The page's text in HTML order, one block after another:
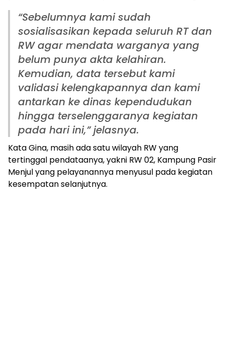
“Sebelumnya kami sudah
sosialisasikan kepada seluruh RT dan
RW agar mendata warganya yang
belum punya akta kelahiran.
Kemudian, data tersebut kami
validasi kelengkapannya dan kami
antarkan ke dinas kependudukan
hingga terselenggaranya kegiatan
pada hari ini,” jelasnya.
Kata Gina, masih ada satu wilayah RW yang
tertinggal pendataanya, yakni RW 02, Kampung Pasir
Menjul yang pelayanannya menyusul pada kegiatan
kesempatan selanjutnya.